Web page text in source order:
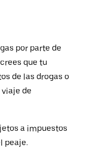
por parte de
que tu
de las drogas o
de
a impuestos
peaje.